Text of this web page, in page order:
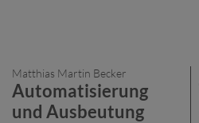
Matthias Martin Becker
Automatisierung
und Ausbeutung